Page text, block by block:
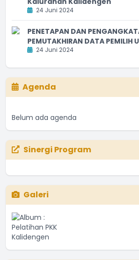
24 Juni 2024
PENETAPAN DAN
PEMUTAKHIRAN DATA PEMILIH
24 Juni 2024
Agenda
Belum ada agenda
Sinergi Program
Galeri